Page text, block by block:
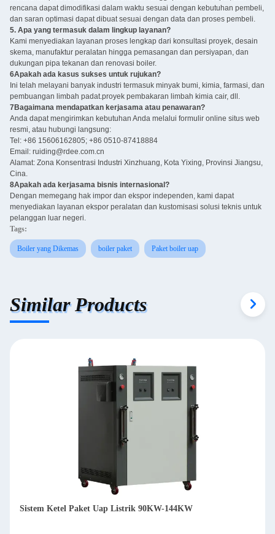
rencana dapat dimodifikasi dalam waktu sesuai dengan kebutuhan pembeli,
dan saran optimasi dapat dibuat sesuai dengan data dan proses pembeli.
5. Apa yang termasuk dalam lingkup layanan?
Kami menyediakan layanan proses lengkap dari konsultasi proyek, desain
skema, manufaktur peralatan hingga pemasangan dan persiyapan, dan
dukungan pipa tekanan dan renovasi boiler.
6Apakah ada kasus sukses untuk rujukan?
Ini telah melayani banyak industri termasuk minyak bumi, kimia, farmasi, dan
pembuangan limbah padat.proyek pembakaran limbah kimia cair, dll.
7Bagaimana mendapatkan kerjasama atau penawaran?
Anda dapat mengirimkan kebutuhan Anda melalui formulir online situs web
resmi, atau hubungi langsung:
Tel: +86 15606162805; +86 0510-87418884
Email: ruiding@rdee.com.cn
Alamat: Zona Konsentrasi Industri Xinzhuang, Kota Yixing, Provinsi Jiangsu,
Cina.
8Apakah ada kerjasama bisnis internasional?
Dengan memegang hak impor dan ekspor independen, kami dapat
menyediakan layanan ekspor peralatan dan kustomisasi solusi teknis untuk
pelanggan luar negeri.
Tags:
Boiler yang Dikemas boiler paket Paket boiler uap
Similar Products
Sistem Boiler Paket Air Panas Minyak / Gas Ramah